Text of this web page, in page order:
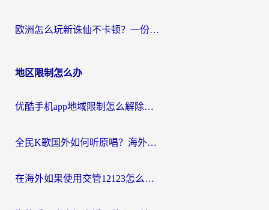
欧洲怎么玩新诛仙不卡顿？一份给海外游子的国服游戏畅玩指南
地区限制怎么办
优酷手机app地域限制怎么解除？海外党亲测有效的追剧方案
全民K歌国外如何听原唱？海外党亲测有效的回国加速器选择指南
在海外如果使用交管12123怎么处理？留学生亲测有效的回国加速方案